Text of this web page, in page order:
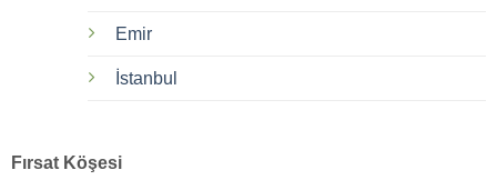
Emir
İstanbul
Fırsat Köşesi